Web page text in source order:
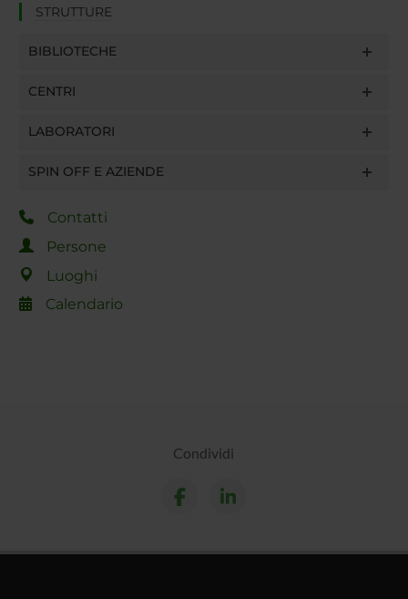
STRUTTURE
BIBLIOTECHE
CENTRI
LABORATORI
SPIN OFF E AZIENDE
Contatti
Persone
Luoghi
Calendario
Condividi